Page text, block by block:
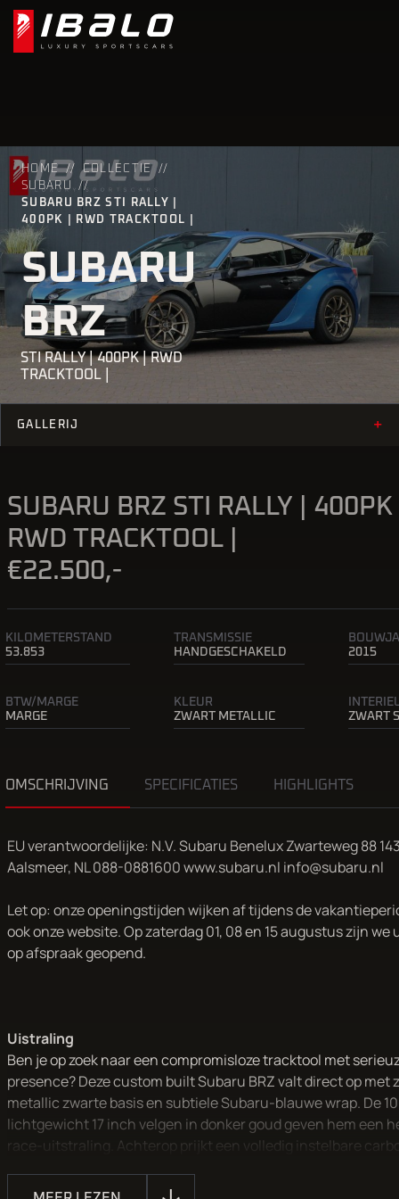
HOME
COLLECTIE
SUBARU
SUBARU BRZ STI RALLY |
400PK | RWD TRACKTOOL |
SUBARU
BRZ
STI RALLY | 400PK | RWD
TRACKTOOL |
GALLERIJ +
SUBARU BRZ STI RALLY | 400PK
RWD TRACKTOOL |
€22.500,-
KILOMETERSTAND
53.853
TRANSMISSIE
HANDGESCHAKELD
2015
BTW/MARGE
MARGE
KLEUR
ZWART METALLIC
ZWART
OMSCHRIJVING SPECIFICATIES HIGHLIGHTS
EU verantwoordelijke: N.V. Subaru Benelux Zwarteweg 88
Aalsmeer, NL 088-0881600 www.subaru.nl info@subaru.nl
Let op: onze openingstijden wijken af tijdens de
ook onze website. Op zaterdag 01, 08 en 15 augustus zijn
op afspraak geopend.
Uistraling
Ben je op zoek naar een compromisloze tracktool met
presence? Deze custom built Subaru BRZ valt direct op met
metallic zwarte basis en subtiele Subaru-blauwe wrap. De
lichtgewicht 17 inch velgen in donker goud geven hem een
race-uitstraling. Achterop prijkt een volledig instelbare
gewenste race livery.